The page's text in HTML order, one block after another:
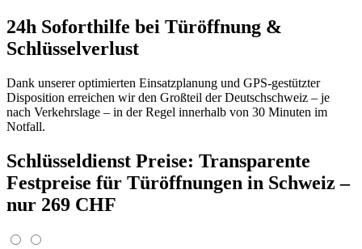
24h Soforthilfe bei Türöffnung &
Schlüsselverlust
Dank unserer optimierten Einsatzplanung und GPS-gestützter
Disposition erreichen wir den Großteil der Deutschschweiz – je
nach Verkehrslage – in der Regel innerhalb von 30 Minuten im
Notfall.
Schlüsseldienst Preise: Transparente
Festpreise für Türöffnungen in Schweiz –
nur 269 CHF